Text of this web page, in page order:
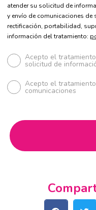
atender su solicitud de
y envío de comunicaciones de
rectificación, portabilidad,
información del tratamiento:
Acepto el
solicitud de
Acepto el
comunicaciones